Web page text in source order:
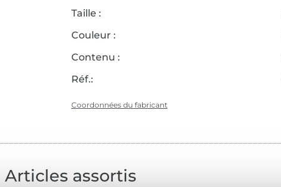
Taille :
Couleur :
Contenu :
Réf.:
Coordonnées du fabricant
Articles assortis